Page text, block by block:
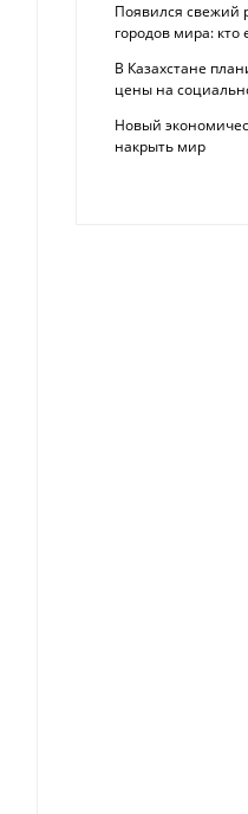
Появился свежий
городов мира: кто
В Казахстане
цены на
Новый
накрыть мир